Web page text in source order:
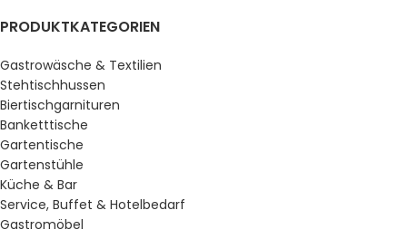
PRODUKTKATEGORIEN
Gastrowäsche & Textilien
Stehtischhussen
Biertischgarnituren
Banketttische
Gartentische
Gartenstühle
Küche & Bar
Service, Buffet & Hotelbedarf
Gastromöbel